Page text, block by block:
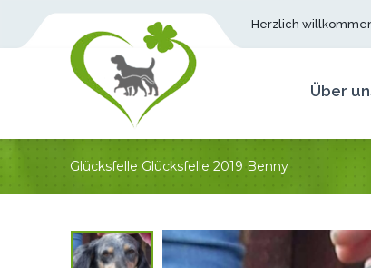
Herzlich
Über
Glücksfelle Glücksfelle 2019 Benny